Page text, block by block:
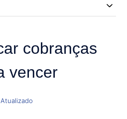
cobranças
vencer
Atualizado